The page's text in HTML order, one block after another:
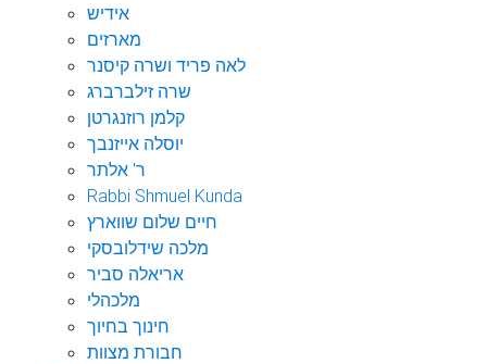
אידיש
מארזים
לאה פריד ושרה קיסנר
שרה זילברברג
קלמן רוזנגרטן
יוסלה אייזנבך
ר' אלתר
Rabbi Shmuel Kunda
חיים שלום שווארץ
מלכה שידלובסקי
אריאלה סביר
מלכהלי
חינוך בחיוך
חבורת מצוות